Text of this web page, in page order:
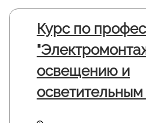
Курс по
освещению и
осветительным